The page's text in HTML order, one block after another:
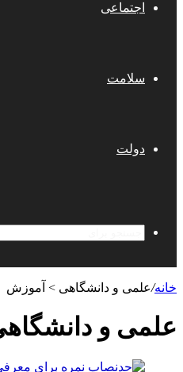
اجتماعی
سلامت
دولت
خانه/علمی‌ و دانشگاهی > آموزش
علمی‌ و